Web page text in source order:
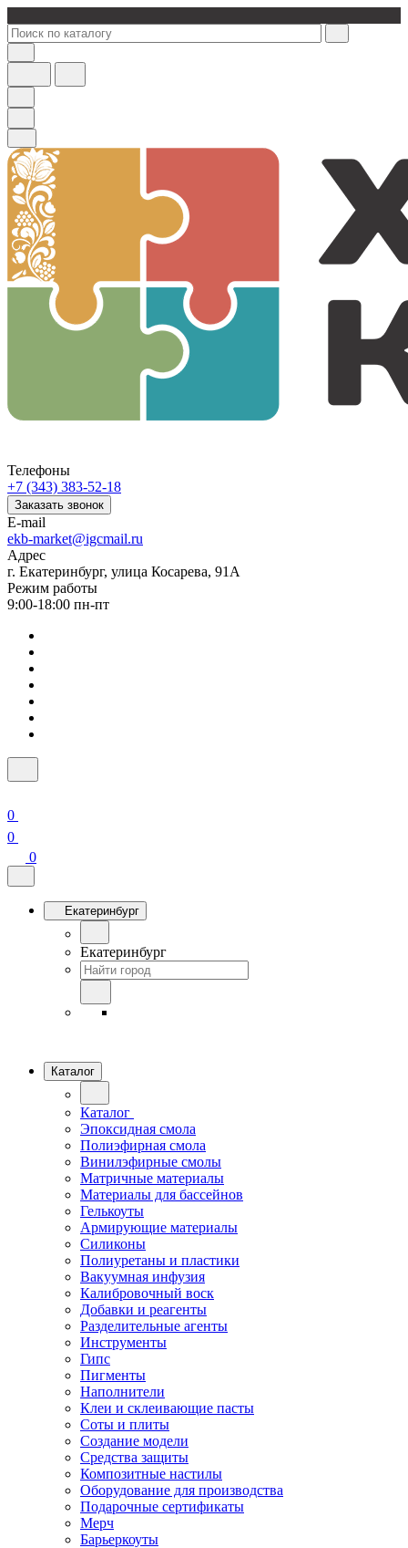
Телефоны
+7 (343) 383-52-18
Заказать звонок
E-mail
ekb-market@igcmail.ru
Адрес
г. Екатеринбург, улица Косарева, 91А
Режим работы
9:00-18:00 пн-пт
0
0
0
Екатеринбург
Екатеринбург
Каталог
Каталог
Эпоксидная смола
Полиэфирная смола
Винилэфирные смолы
Матричные материалы
Материалы для бассейнов
Гелькоуты
Армирующие материалы
Силиконы
Полиуретаны и пластики
Вакуумная инфузия
Калибровочный воск
Добавки и реагенты
Разделительные агенты
Инструменты
Гипс
Пигменты
Наполнители
Клеи и склеивающие пасты
Соты и плиты
Создание модели
Средства защиты
Композитные настилы
Оборудование для производства
Подарочные сертификаты
Мерч
Барьеркоуты